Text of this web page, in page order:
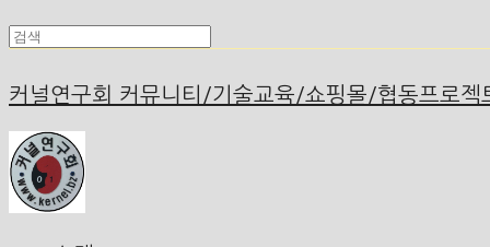
커널연구회 커뮤니티/기술교육/쇼핑몰/협동프로젝